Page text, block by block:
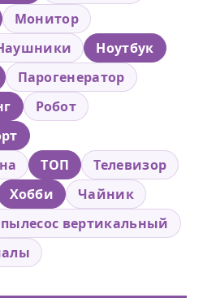
Монитор
Ноутбук
Парогенератор
Робот
ТОП
Телевизор
Хобби
Чайник
пылесос вертикальный